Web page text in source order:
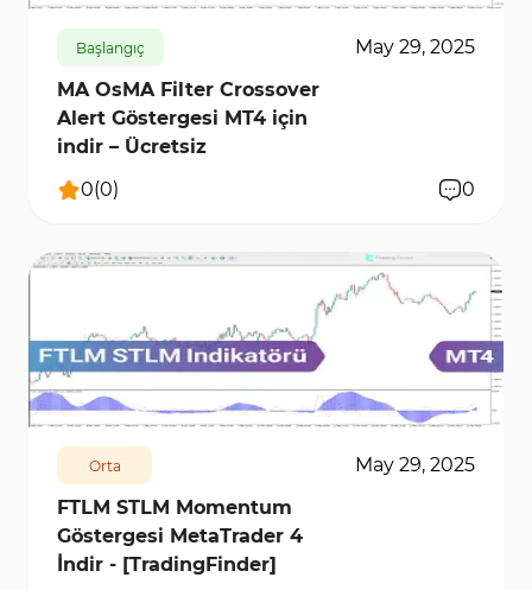
Başlangıç
May 29, 2025
MA OsMA Filter Crossover
Alert Göstergesi MT4 için
indir – Ücretsiz
0(0) 0
Orta
May 29, 2025
FTLM STLM Momentum
Göstergesi MetaTrader 4
İndir - [TradingFinder]